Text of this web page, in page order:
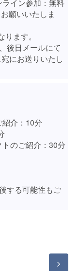
ライン参加：無料
願いいたしま
ます。
後日メールにて
にお送りいたし
介：10分
のご紹介：30分
する可能性もご